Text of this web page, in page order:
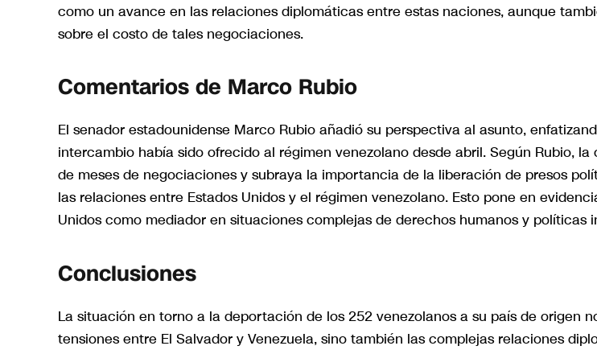
como un avance en las relaciones diplomáticas entre estas naciones, aunque
sobre el costo de tales negociaciones.
Comentarios de Marco Rubio
El senador estadounidense Marco Rubio añadió su perspectiva al asunto,
intercambio había sido ofrecido al régimen venezolano desde abril. Según Rubio,
de meses de negociaciones y subraya la importancia de la liberación de presos
las relaciones entre Estados Unidos y el régimen venezolano. Esto pone en
Unidos como mediador en situaciones complejas de derechos humanos y políticas
Conclusiones
La situación en torno a la deportación de los 252 venezolanos a su país de origen
tensiones entre El Salvador y Venezuela, sino también las complejas relaciones